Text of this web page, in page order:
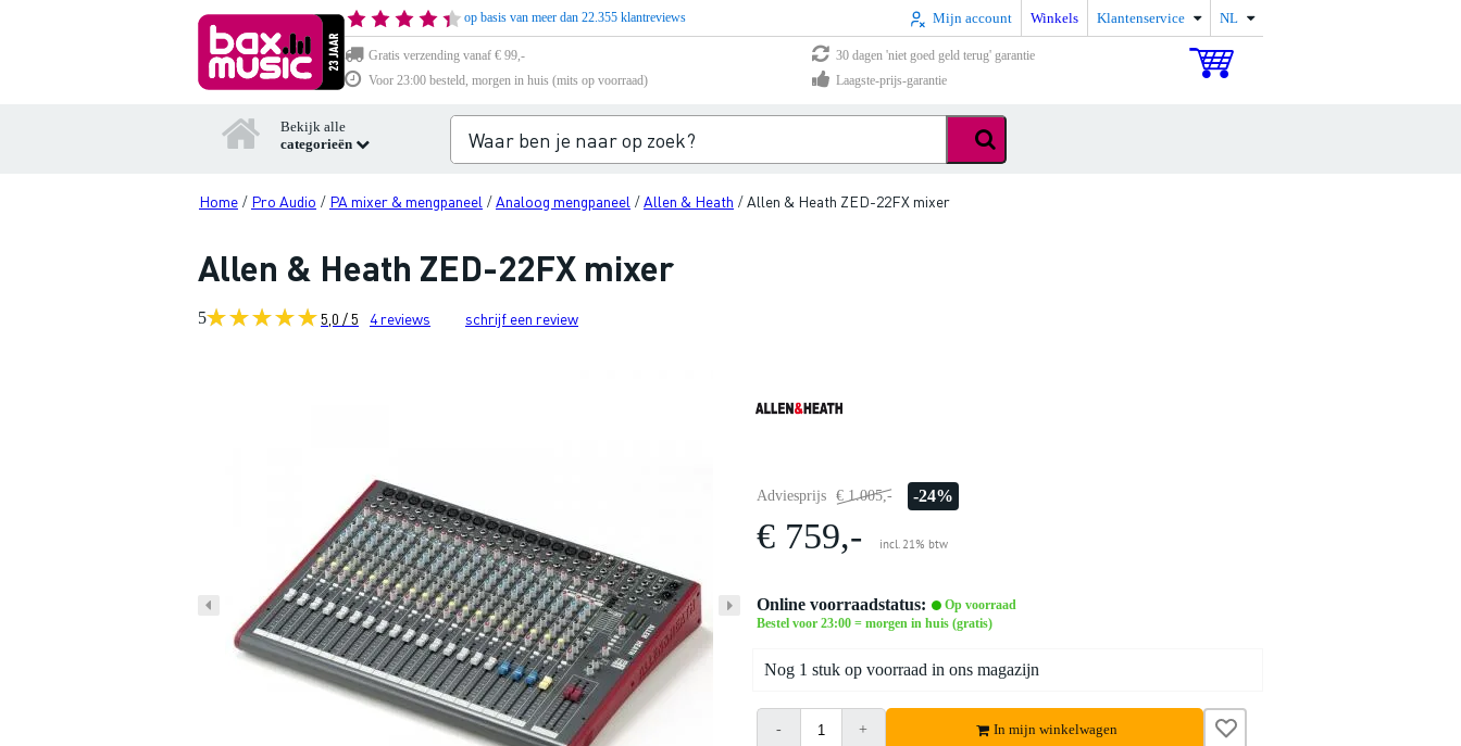
op basis van meer dan 22.355 klantreviews Mijn account Winkels Klantenservice NL
Gratis verzending vanaf € 99,-
30 dagen 'niet goed geld terug' garantie
Voor 23:00 besteld, morgen in huis (mits op voorraad)
Laagste-prijs-garantie
Bekijk alle
categorieën
Home / Pro Audio / PA mixer & mengpaneel /Analoog mengpaneel /Allen & Heath /Allen & Heath ZED-22FX mixer
Allen & Heath ZED-22FX mixer
5 5,0 / 5 4reviews schrijf een review
Adviesprijs € 1.005,- -24%
€ 759,- incl. 21% btw
Online voorraadstatus:
Op voorraad
Bestel voor 23:00 = morgen in huis (gratis)
Nog 1 stuk op voorraad in ons magazijn
- + In mijn winkelwagen